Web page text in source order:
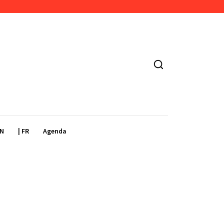
| FR Agenda